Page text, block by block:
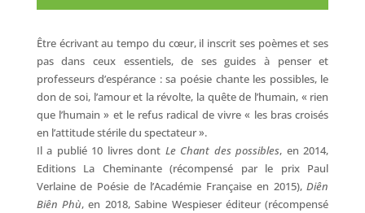
Être écrivant au tempo du cœur, il inscrit ses poèmes et ses
pas dans ceux essentiels, de ses guides à penser et
professeurs d’espérance : sa poésie chante les possibles, le
don de soi, l’amour et la révolte, la quête de l’humain, « rien
que l’humain » et le refus radical de vivre « les bras croisés
en l’attitude stérile du spectateur ».
Il a publié 10 livres dont Le Chant des possibles, en 2014,
Editions La Cheminante (récompensé par le prix Paul
Verlaine de Poésie de l’Académie Française en 2015),Diên
Biên Phù, en 2018, Sabine Wespieser éditeur (récompensé